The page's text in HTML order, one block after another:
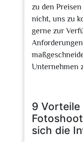
zu den
nicht, uns zu
gerne zur
Unternehmen
9 Vorteile
sich die